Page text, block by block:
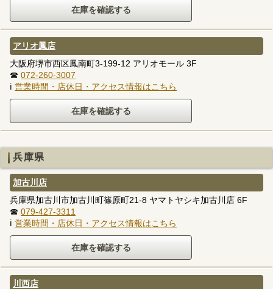
アリオ鳳店
大阪府堺市西区鳳南町3-199-12 アリオモール 3F
☎ 072-260-3007
ℹ 営業時間・店休日・アクセス情報はこちら
兵庫県
加古川店
兵庫県加古川市加古川町篠原町21-8 ヤマトヤシキ加古川店 6F
☎ 079-427-3311
ℹ 営業時間・店休日・アクセス情報はこちら
川西店